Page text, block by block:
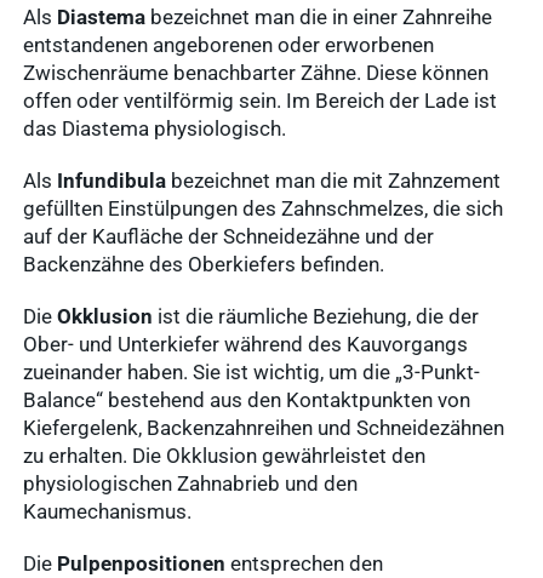
Häufige
Suchanfragen
Service
Ergebnisse
anzeigen
Als Diastema bezeichnet man die in einer Zahnreihe
entstandenen angeborenen oder erworbenen
Zwischenräume benachbarter Zähne. Diese können
offen oder ventilförmig sein. Im Bereich der Lade ist
das Diastema physiologisch.
Als Infundibula bezeichnet man die mit Zahnzement
gefüllten Einstülpungen des Zahnschmelzes, die sich
auf der Kaufläche der Schneidezähne und der
Backenzähne des Oberkiefers befinden.
DieOkklusion ist die räumliche Beziehung, die der
Ober- und Unterkiefer während des Kauvorgangs
zueinander haben. Sie ist wichtig, um die „3-Punkt-
Balance“ bestehend aus den Kontaktpunkten von
Kiefergelenk, Backenzahnreihen und Schneidezähnen
zu erhalten. Die Okklusion gewährleistet den
physiologischen Zahnabrieb und den
Kaumechanismus.
Die Pulpenpositionenentsprechen den